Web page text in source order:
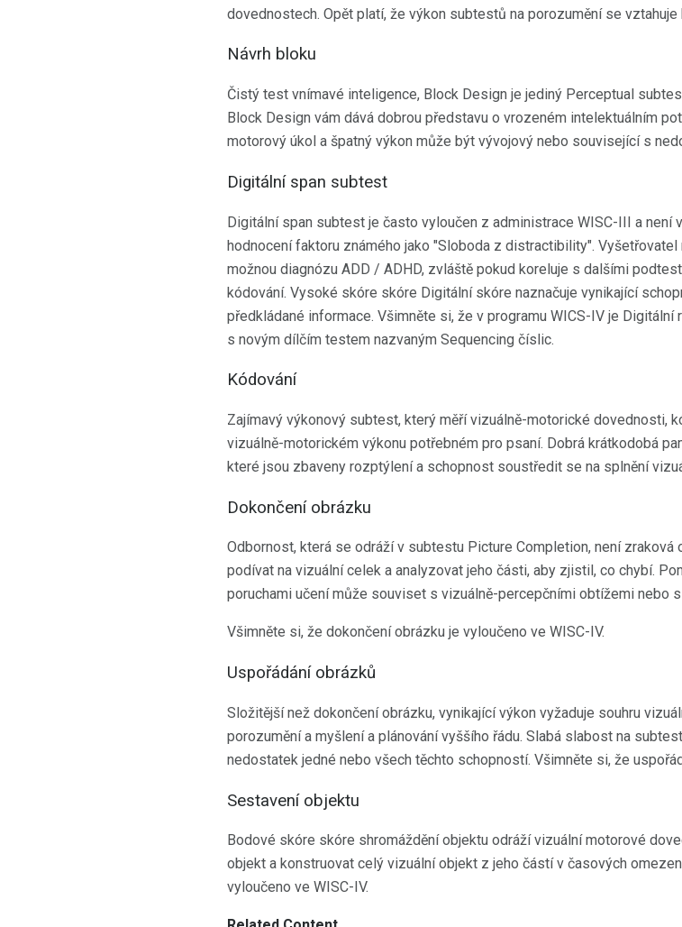
dovednostech. Opět platí, že výkon subtestů na porozumění se
Návrh bloku
Čistý test vnímavé inteligence, Block Design je jediný Perceptual
Block Design vám dává dobrou představu o vrozeném intelektuálním
motorový úkol a špatný výkon může být vývojový nebo související s
Digitální span subtest
Digitální span subtest je často vyloučen z administrace WISC-III a není
hodnocení faktoru známého jako "Sloboda z distractibility".
možnou diagnózu ADD / ADHD, zvláště pokud koreluje s dalšími
kódování. Vysoké skóre skóre Digitální skóre naznačuje vynikající
předkládané informace. Všimněte si, že v programu WICS-IV je
s novým dílčím testem nazvaným Sequencing číslic.
Kódování
Zajímavý výkonový subtest, který měří vizuálně-motorické dovednosti,
vizuálně-motorickém výkonu potřebném pro psaní. Dobrá krátkodobá
které jsou zbaveny rozptýlení a schopnost soustředit se na splnění
Dokončení obrázku
Odbornost, která se odráží v subtestu Picture Completion, není
podívat na vizuální celek a analyzovat jeho části, aby zjistil, co chybí.
poruchami učení může souviset s vizuálně-percepčními obtížemi nebo
Všimněte si, že dokončení obrázku je vyloučeno ve WISC-IV.
Uspořádání obrázků
Složitější než dokončení obrázku, vynikající výkon vyžaduje souhru
porozumění a myšlení a plánování vyššího řádu. Slabá slabost na
nedostatek jedné nebo všech těchto schopností. Všimněte si, že
Sestavení objektu
Bodové skóre skóre shromáždění objektu odráží vizuální motorové
objekt a konstruovat celý vizuální objekt z jeho částí v časových
vyloučeno ve WISC-IV.